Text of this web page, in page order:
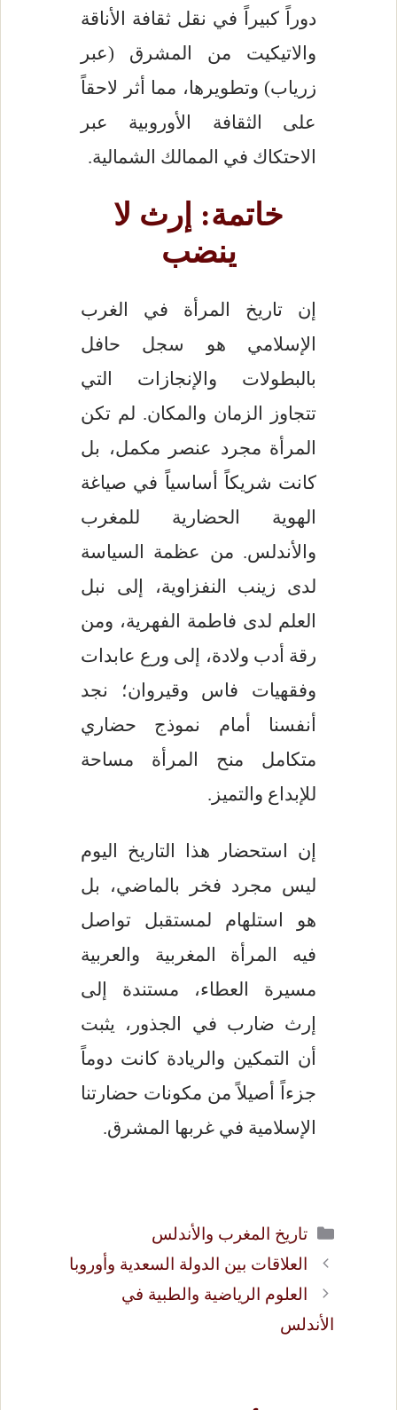
دوراً كبيراً في نقل ثقافة الأناقة
والاتيكيت من المشرق (عبر
زرياب) وتطويرها، مما أثر لاحقاً
على الثقافة الأوروبية عبر
الاحتكاك في الممالك الشمالية.
خاتمة: إرث لا
ينضب
إن تاريخ المرأة في الغرب
الإسلامي هو سجل حافل
بالبطولات والإنجازات التي
تتجاوز الزمان والمكان. لم تكن
المرأة مجرد عنصر مكمل، بل
كانت شريكاً أساسياً في صياغة
الهوية الحضارية للمغرب
والأندلس. من عظمة السياسة
لدى زينب النفزاوية، إلى نبل
العلم لدى فاطمة الفهرية، ومن
رقة أدب ولادة، إلى ورع عابدات
وفقهيات فاس وقيروان؛ نجد
أنفسنا أمام نموذج حضاري
متكامل منح المرأة مساحة
للإبداع والتميز.
إن استحضار هذا التاريخ اليوم
ليس مجرد فخر بالماضي، بل
هو استلهام لمستقبل تواصل
فيه المرأة المغربية والعربية
مسيرة العطاء، مستندة إلى
إرث ضارب في الجذور، يثبت
أن التمكين والريادة كانت دوماً
جزءاً أصيلاً من مكونات حضارتنا
الإسلامية في غربها المشرق.
التصنيفات
تاريخ المغرب والأندلس
العلاقات بين الدولة السعدية وأوروبا
العلوم الرياضية والطبية في
الأندلس